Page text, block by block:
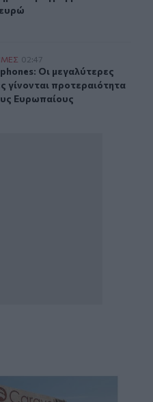
οθόνες γίνονται
02:47
Οι μεγαλύτερες
Οι μεγαλύτερες
γίνονται προτεραιότητα
Ευρωπαίους